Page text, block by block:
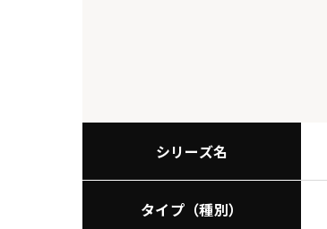
シリーズ名
タイプ（種別）